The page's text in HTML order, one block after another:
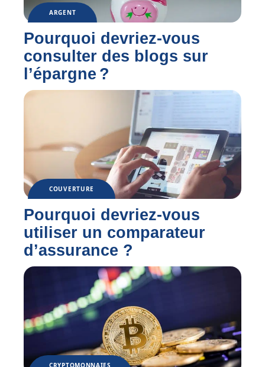
ARGENT
Pourquoi devriez-vous
consulter des blogs sur
l’épargne ?
COUVERTURE
Pourquoi devriez-vous
utiliser un comparateur
d’assurance ?
CRYPTOMONNAIES